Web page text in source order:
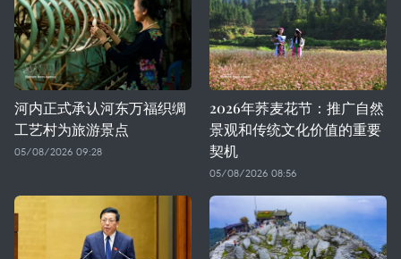
河内正式承认河东万福织绸
工艺村为旅游景点
05/08/2026 09:28
2026年荞麦花节：推广自然
景观和传统文化价值的重要
契机
05/08/2026 08:56